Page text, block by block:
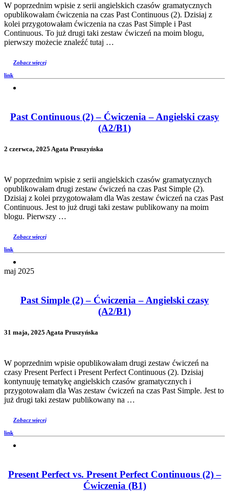
W poprzednim wpisie z serii angielskich czasów gramatycznych
opublikowałam ćwiczenia na czas Past Continuous (2). Dzisiaj z
kolei przygotowałam ćwiczenia na czas Past Simple i Past
Continuous. To już drugi taki zestaw ćwiczeń na moim blogu,
pierwszy możecie znaleźć tutaj …
link
Zobacz więcej
Past Continuous (2) – Ćwiczenia – Angielski czasy
(A2/B1)
2 czerwca, 2025 Agata Pruszyńska
W poprzednim wpisie z serii angielskich czasów gramatycznych
opublikowałam drugi zestaw ćwiczeń na czas Past Simple (2).
Dzisiaj z kolei przygotowałam dla Was zestaw ćwiczeń na czas Past
Continuous. Jest to już drugi taki zestaw publikowany na moim
blogu. Pierwszy …
link
Zobacz więcej
maj 2025
Past Simple (2) – Ćwiczenia – Angielski czasy
(A2/B1)
31 maja, 2025 Agata Pruszyńska
W poprzednim wpisie opublikowałam drugi zestaw ćwiczeń na
czasy Present Perfect i Present Perfect Continuous (2). Dzisiaj
kontynuuję tematykę angielskich czasów gramatycznych i
przygotowałam dla Was zestaw ćwiczeń na czas Past Simple. Jest to
już drugi taki zestaw publikowany na …
link
Zobacz więcej
Present Perfect vs. Present Perfect Continuous (2) –
Ćwiczenia (B1)